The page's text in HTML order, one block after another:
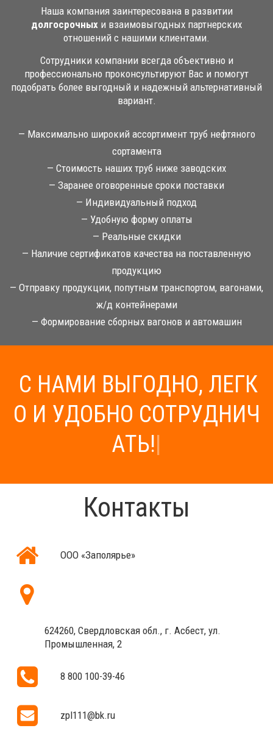
Наша компания заинтересована в развитии
долгосрочных и взаимовыгодных партнерских
отношений с нашими клиентами.
Сотрудники компании всегда объективно и
профессионально проконсультируют Вас и помогут
подобрать более выгодный и надежный альтернативный
вариант.
— Максимально широкий ассортимент труб нефтяного
сортамента
— Стоимость наших труб ниже заводских
— Заранее оговоренные сроки поставки
— Индивидуальный подход
— Удобную форму оплаты
— Реальные скидки
— Наличие сертификатов качества на поставленную
продукцию
— Отправку продукции, попутным транспортом, вагонами,
ж/д контейнерами
— Формирование сборных вагонов и автомашин
С НАМИ ВЫГОДНО, ЛЕГК
О И УДОБНО СОТРУДНИЧ
АТЬ!|
Контакты
ООО «Заполярье»
624260, Свердловская обл., г. Асбест, ул.
Промышленная, 2
8 800 100-39-46
zpl111@bk.ru